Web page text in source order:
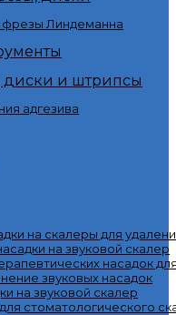
фрезы Линдеманна
диски и штрипсы
адгезива
на скалеры для
на звуковой скалер
насадок
звуковых насадок
на звуковой скалер
стоматологического